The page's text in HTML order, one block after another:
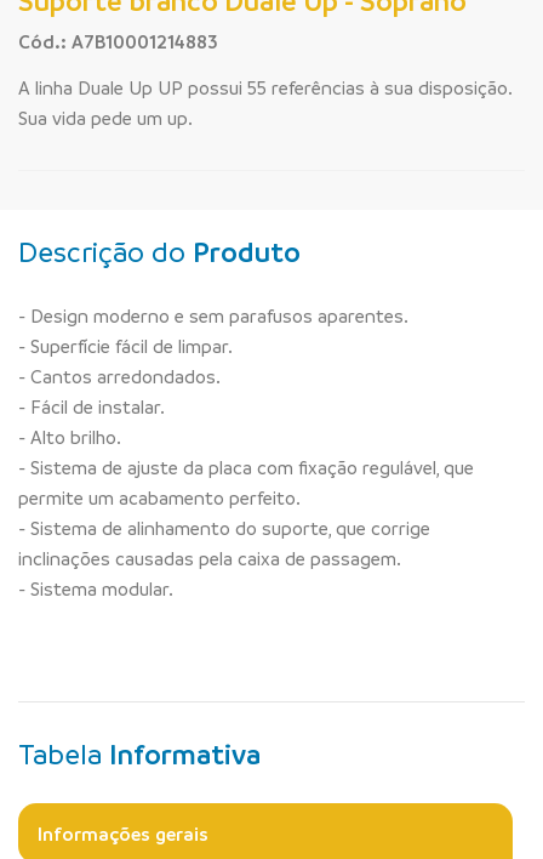
Cód.: A7B10001214883
A linha Duale Up UP possui 55 referências à sua disposição.
Sua vida pede um up.
Descrição do Produto
- Design moderno e sem parafusos aparentes.
- Superfície fácil de limpar.
- Cantos arredondados.
- Fácil de instalar.
- Alto brilho.
- Sistema de ajuste da placa com fixação regulável, que
permite um acabamento perfeito.
- Sistema de alinhamento do suporte, que corrige
inclinações causadas pela caixa de passagem.
- Sistema modular.
Tabela Informativa
Informações gerais